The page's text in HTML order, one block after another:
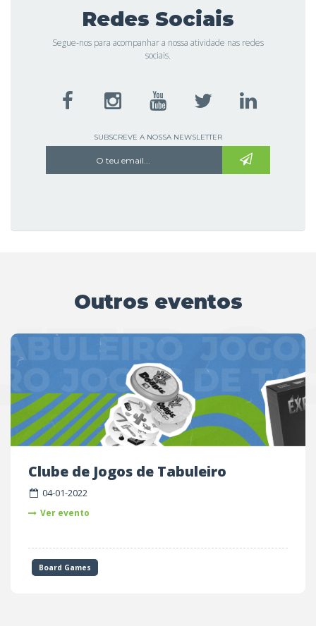
Redes Sociais
Segue-nos para acompanhar a nossa atividade nas redes
sociais.
SUBSCREVE A NOSSA NEWSLETTER
Outros eventos
Clube de Jogos de Tabuleiro
04-01-2022
Ver evento
Board Games